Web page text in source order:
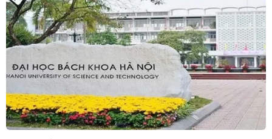
Khởi động RE:ACT: Thử thách thanh
niên đổi mới sáng tạo vì cộng đồng
bền vững
07/08/2026 10:33
Hạ tầng AI - động lực tăng trưởng
mới của Đông Nam Á